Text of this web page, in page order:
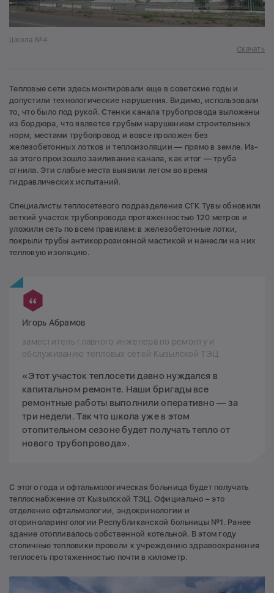
Школа №4
Скачать
Тепловые сети здесь монтировали еще в советские годы и
допустили технологические нарушения. Видимо, использовали
то, что было под рукой. Стенки канала трубопровода выложены
из бордюра, что является грубым нарушением строительных
норм, местами трубопровод и вовсе проложен без
железобетонных лотков и теплоизоляции — прямо в земле. Из-
за этого произошло заиливание канала, как итог — труба
сгнила. Эти слабые места выявили летом во время
гидравлических испытаний.
Специалисты теплосетевого подразделения СГК Тувы обновили
ветхий участок трубопровода протяженностью 120 метров и
уложили сеть по всем правилам: в железобетонные лотки,
покрыли трубы антикоррозионной мастикой и нанесли на них
тепловую изоляцию.
Игорь Абрамов
заместитель главного инженера по ремонту и
обслуживанию тепловых сетей Кызылской ТЭЦ
«Этот участок теплосети давно нуждался в
капитальном ремонте. Наши бригады все
ремонтные работы выполнили оперативно — за
три недели. Так что школа уже в этом
отопительном сезоне будет получать тепло от
нового трубопровода».
С этого года и офтальмологическая больница будет получать
теплоснабжение от Кызылской ТЭЦ. Официально – это
отделение офтальмологии, эндокринологии и
оториноларингологии Республиканской больницы №1. Ранее
здание отопливалось собственной котельной. В этом году
столичные тепловики провели к учреждению здравоохранения
теплосеть протяженностью почти в километр.